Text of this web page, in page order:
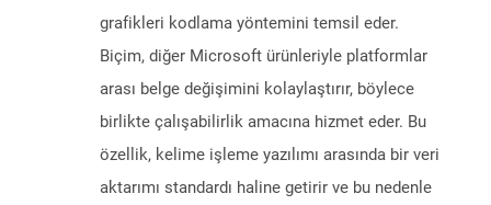
grafikleri kodlama yöntemini temsil eder.
Biçim, diğer Microsoft ürünleriyle platformlar
arası belge değişimini kolaylaştırır, böylece
birlikte çalışabilirlik amacına hizmet eder. Bu
özellik, kelime işleme yazılımı arasında bir veri
aktarımı standardı haline getirir ve bu nedenle